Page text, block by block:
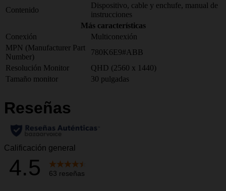
Contenido
Dispositivo, cable y enchufe, manual de
instrucciones
Más características
Conexión
Multiconexión
MPN (Manufacturer Part
Number)
780K6E9#ABB
Resolución Monitor
QHD (2560 x 1440)
Tamaño monitor
30 pulgadas